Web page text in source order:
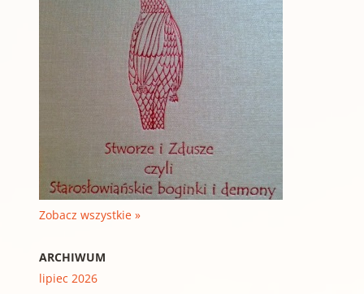
Zobacz wszystkie »
ARCHIWUM
lipiec 2026